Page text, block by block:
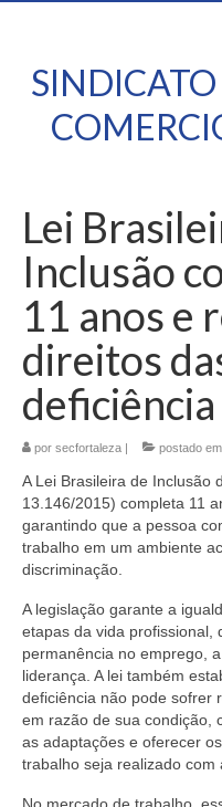
Lei
Inclusão
11 anos e
direitos
por secfortaleza | postado
A Lei Brasileira de Inclusão
13.146/2015) completa 11
garantindo que a pessoa
trabalho em um ambiente
discriminação.
A legislação garante a
etapas da vida profissional,
permanência no emprego,
liderança. A lei também
deficiência não pode sofrer
em razão de sua condição,
as adaptações e oferecer
trabalho seja realizado com